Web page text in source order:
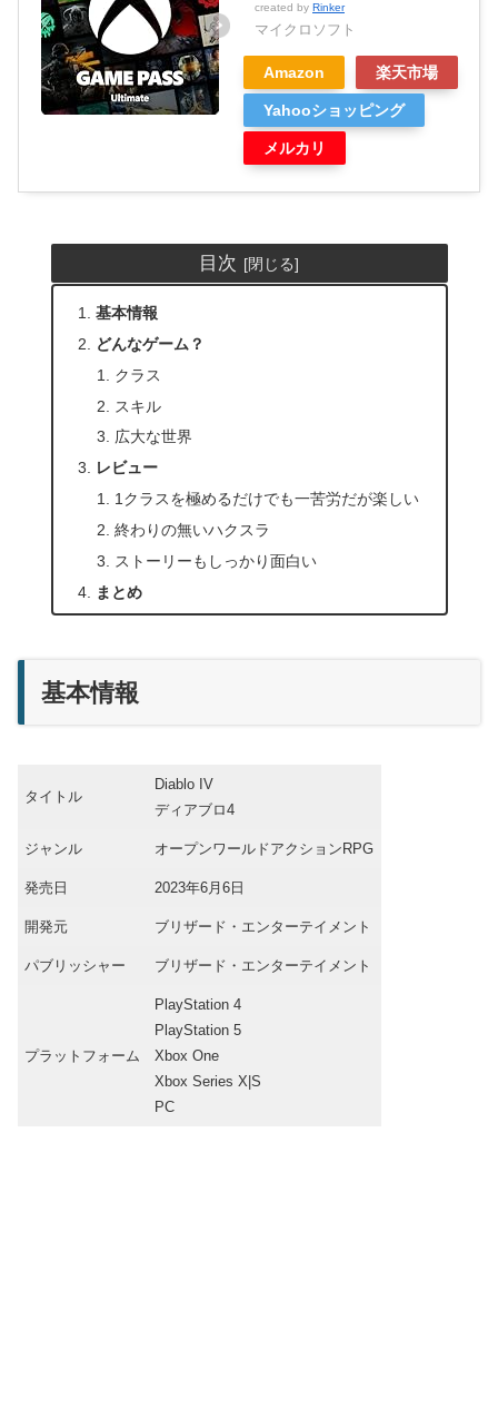
created by Rinker
マイクロソフト
Amazon 楽天市場
Yahooショッピング
メルカリ
目次
基本情報
どんなゲーム？
クラス
スキル
広大な世界
レビュー
1クラスを極めるだけでも一苦労だが楽しい
終わりの無いハクスラ
ストーリーもしっかり面白い
まとめ
基本情報
タイトル
Diablo IV
ディアブロ4
ジャンル オープンワールドアクションRPG
発売日 2023年6月6日
開発元 ブリザード・エンターテイメント
パブリッシャー ブリザード・エンターテイメント
プラットフォーム
PlayStation 4
PlayStation 5
Xbox One
Xbox Series X|S
PC